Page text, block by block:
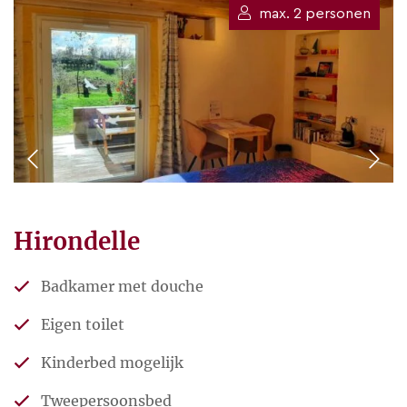
avontuur, creativiteit,
buitenlucht, ruimte, en ja, een
vleugje onzekerheid. Het werd
een chambres d’hôtes met
camping in hun geliefde
Bourgogne.
met hun dochters, maar ook
met een schare dieren.
Natuurlijk de hond, een stel
max. 2 personen
Hirondelle
Badkamer met douche
Eigen toilet
Kinderbed mogelijk
Tweepersoonsbed